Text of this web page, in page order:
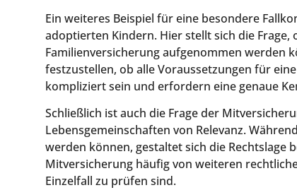
Ein weiteres Beispiel für eine besondere
adoptierten Kindern. Hier stellt sich die
Familienversicherung aufgenommen werden
festzustellen, ob alle Voraussetzungen für
kompliziert sein und erfordern eine genaue
Schließlich ist auch die Frage der
Lebensgemeinschaften von Relevanz.
werden können, gestaltet sich die Rechtslage
Mitversicherung häufig von weiteren
Einzelfall zu prüfen sind.